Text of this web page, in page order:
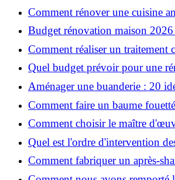
maison ?
Comment rénover une cuisine
ruiner ?
Budget rénovation maison
astuces
Comment réaliser un traitement
maison efficace ?
Quel budget prévoir pour une
2026 ?
Aménager une buanderie : 20
de place pour un espace
Comment faire un baume
fait maison ?
Comment choisir le maître
travaux de rénovation ?
Quel est l'ordre d'intervention
rénovation ?
Comment fabriquer un après-
naturel pour cheveux ?